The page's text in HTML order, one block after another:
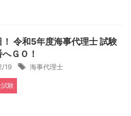
！ 令和5年度海事代理士 試験
ＧＯ！
19 海事代理士
試験